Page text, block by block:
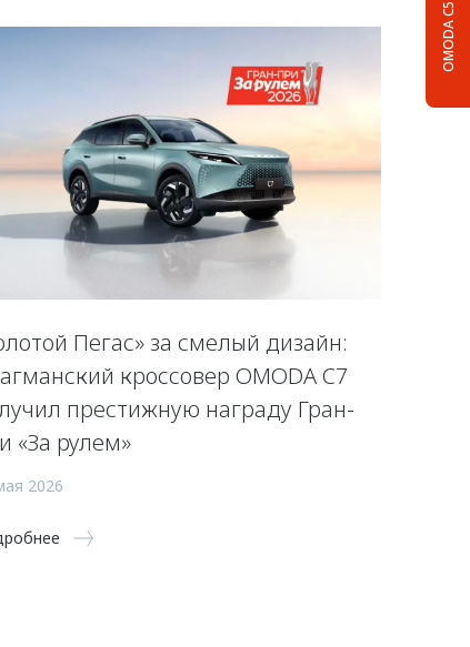
OMODA C5
Пегас» за смелый дизайн:
кроссовер OMODA C7
престижную награду Гран-
«За рулем»
2026